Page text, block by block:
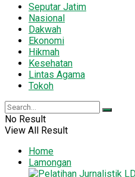
Seputar Jatim
Nasional
Dakwah
Ekonomi
Hikmah
Kesehatan
Lintas Agama
Tokoh
No Result
View All Result
Home
Lamongan